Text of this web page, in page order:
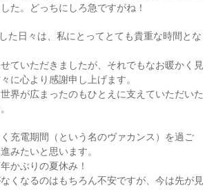
た。どっちにしろ急ですがね！
た日々は、私にとってとても貴重な時間とな
ていただきましたが、それでもなお暖かく見
に心より感謝申し上げます。
界が広まったのもひとえに支えていただいた
充電期間（という名のヴァカンス）を過ご
みたいと思います。
かぶりの夏休み！
くなるのはもちろん不安ですが、今は先が見